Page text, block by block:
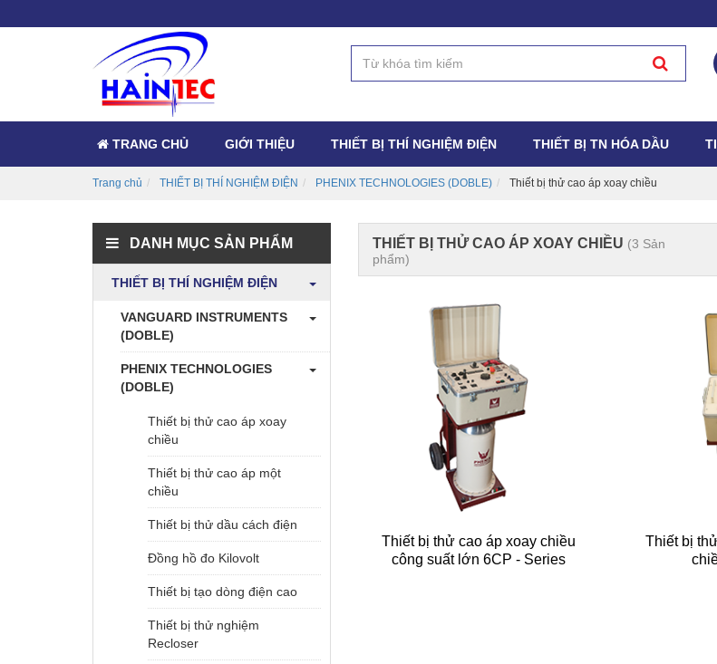
TRANG CHỦ GIỚI THIỆU THIẾT BỊ THÍ NGHIỆM ĐIỆN THIẾT BỊ TN HÓA DẦU
Trang chủ THIẾT BỊ THÍ NGHIỆM ĐIỆN PHENIX TECHNOLOGIES (DOBLE) Thiết bị thử cao áp xoay chiều
DANH MỤC SẢN PHẨM
THIẾT BỊ THÍ NGHIỆM ĐIỆN
VANGUARD INSTRUMENTS
(DOBLE)
PHENIX TECHNOLOGIES
(DOBLE)
Thiết bị thử cao áp xoay
chiều
Thiết bị thử cao áp một
chiều
Thiết bị thử dầu cách điện
Đồng hồ đo Kilovolt
Thiết bị tạo dòng điện cao
Thiết bị thử nghiệm
Recloser
THIẾT BỊ THỬ CAO ÁP XOAY CHIỀU (3 Sản
phẩm)
Thiết bị thử cao áp xoay chiều
công suất lớn 6CP - Series
Thiết bị